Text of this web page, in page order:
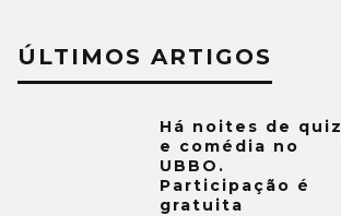
ÚLTIMOS ARTIGOS
Há noites de quiz
e comédia no
UBBO.
Participação é
gratuita